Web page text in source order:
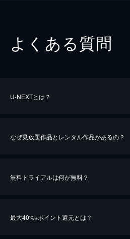
よくある質問
U-NEXTとは？
なぜ見放題作品とレンタル作品があるの？
無料トライアルは何が無料？
最大40%※ポイント還元とは？